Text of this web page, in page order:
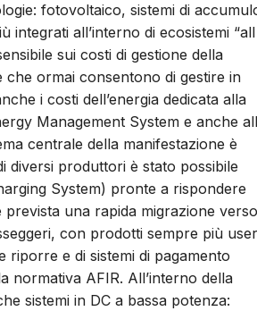
fotovoltaico, sistemi di
all’interno di ecosistemi
sui costi di gestione della
ormai consentono di gestire in
i costi dell’energia dedicata alla
Management System e anche
centrale della manifestazione è
diversi produttori è stato possibile
System) pronte a rispondere
una rapida migrazione verso
con prodotti sempre più user
riporre e di sistemi di pagamento
normativa AFIR. All’interno della
sistemi in DC a bassa potenza: